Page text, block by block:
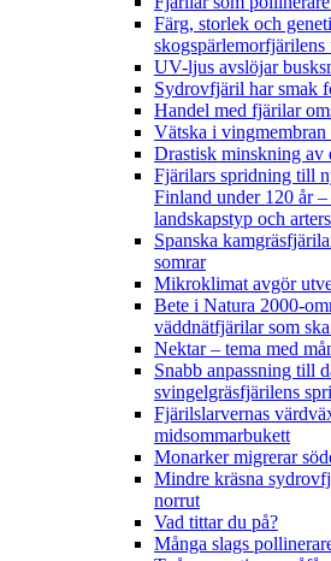
Färg, storlek och
skogspärlemorfjärilens
UV-ljus avslöjar
Sydrovfjäril har smak
Handel med fjärilar
Vätska i
Drastisk minskning av
Fjärilars spridning till
Finland under 120 år–
landskapstyp och
Spanska
somrar
Mikroklimat avgör
Bete i Natura 2000-
väddnätfjärilar som
Nektar – tema med
Snabb anpassning till
svingelgräsfjärilens
Fjärilslarvernas
midsommarbukett
Monarker migrerar
Mindre kräsna
norrut
Vad tittar du på?
Många slags